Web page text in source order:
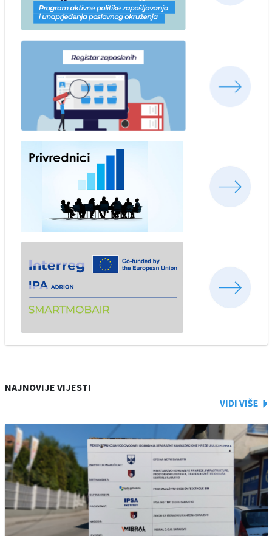
NAJNOVIJE VIJESTI